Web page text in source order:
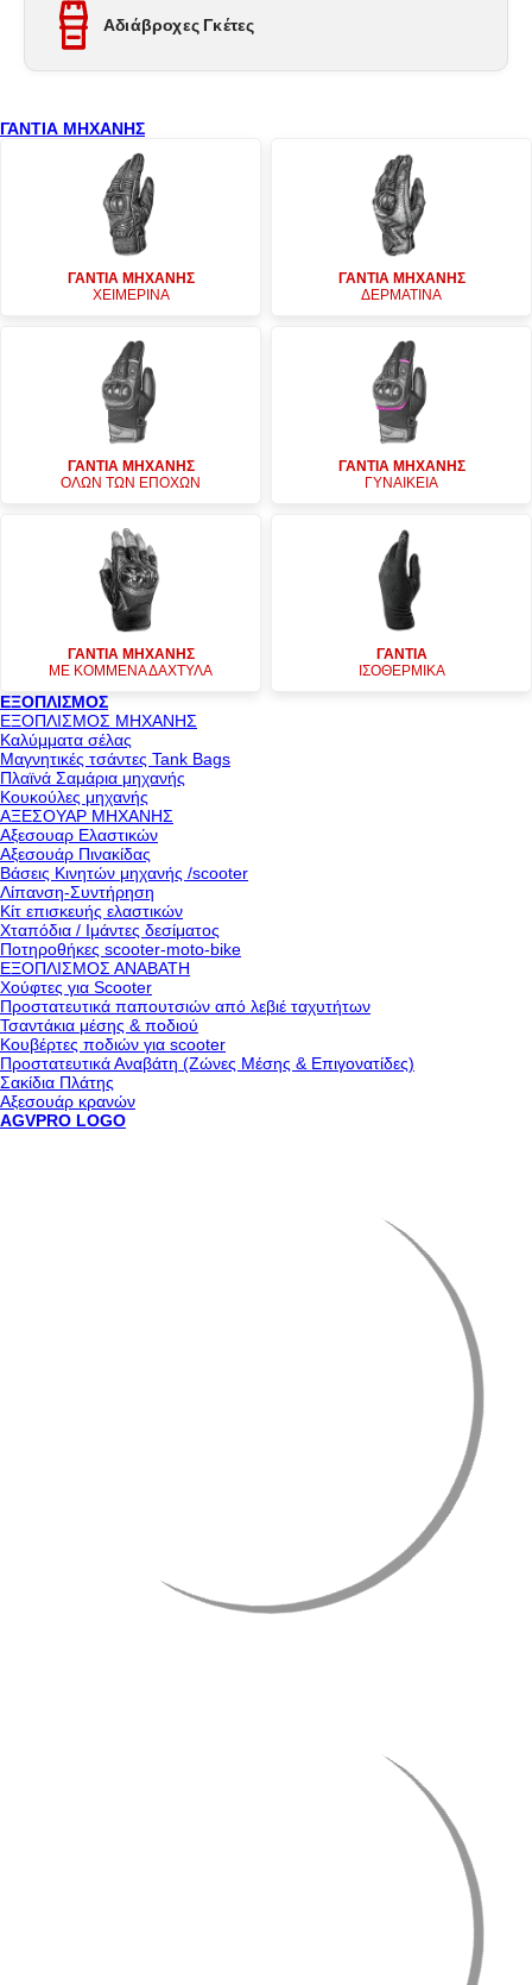
Αδιάβροχες Γκέτες
ΓΑΝΤΙΑ ΜΗΧΑΝΗΣ
ΓΑΝΤΙΑ ΜΗΧΑΝΗΣ
ΧΕΙΜΕΡΙΝΑ
ΓΑΝΤΙΑ ΜΗΧΑΝΗΣ
ΔΕΡΜΑΤΙΝΑ
ΓΑΝΤΙΑ ΜΗΧΑΝΗΣ
ΟΛΩΝ ΤΩΝ ΕΠΟΧΩΝ
ΓΑΝΤΙΑ ΜΗΧΑΝΗΣ
ΓΥΝΑΙΚΕΙΑ
ΓΑΝΤΙΑ ΜΗΧΑΝΗΣ
ΜΕ ΚΟΜΜΕΝΑ ΔΑΧΤΥΛΑ
ΓΑΝΤΙΑ
ΙΣΟΘΕΡΜΙΚΑ
ΕΞΟΠΛΙΣΜΟΣ
ΕΞΟΠΛΙΣΜΟΣ ΜΗΧΑΝΗΣ
Καλύμματα σέλας
Μαγνητικές τσάντες Tank Bags
Πλαϊνά Σαμάρια μηχανής
Κουκούλες μηχανής
ΑΞΕΣΟΥΑΡ ΜΗΧΑΝΗΣ
Αξεσουαρ Ελαστικών
Αξεσουάρ Πινακίδας
Βάσεις Κινητών μηχανής /scooter
Λίπανση-Συντήρηση
Κίτ επισκευής ελαστικών
Χταπόδια / Ιμάντες δεσίματος
Ποτηροθήκες scooter-moto-bike
ΕΞΟΠΛΙΣΜΟΣ ΑΝΑΒΑΤΗ
Χούφτες για Scooter
Προστατευτικά παπουτσιών από λεβιέ ταχυτήτων
Τσαντάκια μέσης & ποδιού
Κουβέρτες ποδιών για scooter
Προστατευτικά Αναβάτη (Ζώνες Μέσης & Επιγονατίδες)
Σακίδια Πλάτης
Αξεσουάρ κρανών
AGVPRO LOGO